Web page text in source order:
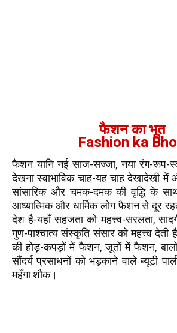
फैशन का भूत
Fashion ka
फैशन यानि नई साज-सज्जा, नया रंग-रूप-
देखना स्वाभाविक चाह-यह चाह देखादेखी
सांसारिक और चमक-दमक की वृद्धि के
आध्यात्मिक और धार्मिक लोग फैशन से दूर
देश है-यहाँ सहजता को महत्त्व-सरलता,
गुण-पाश्चात्य संस्कृति संसार को महत्त्व
की होड़-कपड़ों में फैशन, जूतों में फैशन,
सौंदर्य प्रसाधनों को भड़काने वाले ब्यूटी
महँगा शौक।